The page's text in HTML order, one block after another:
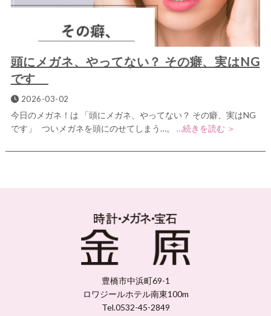
頭にメガネ、やってない？ その癖、実はNG
です
2026-03-02
今日のメガネ！は 「頭にメガネ、やってない？ その癖、実はNG
です」 ついメガネを頭にのせてしまう…。
…続きを読む ＞
豊橋市中浜町69-1
ロワジールホテル南東100m
Tel.0532-45-2849